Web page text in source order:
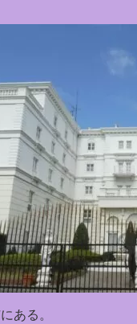
ある。